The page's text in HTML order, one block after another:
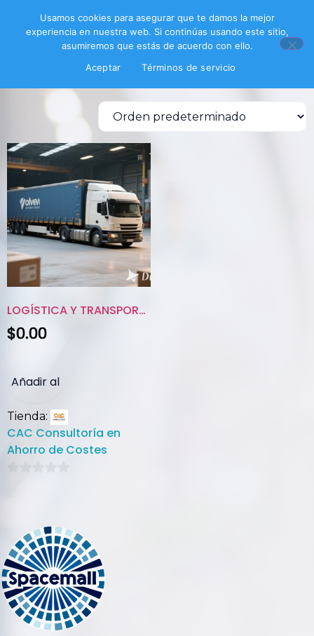
urgente
LOGÍSTICA Y TRANSPORTESNACIONA...
$0.00
Añadir al
carrito
Tienda:
CAC Consultoría en
Ahorro de Costes
Usamos cookies para asegurar que te damos la mejor
experiencia en nuestra web. Si continúas usando este sitio,
asumiremos que estás de acuerdo con ello.
Aceptar
Términos de servicio